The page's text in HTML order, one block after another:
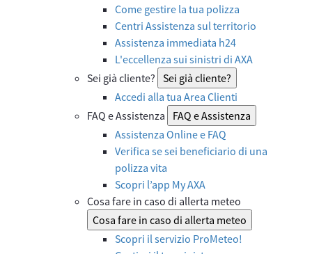
Come gestire la tua polizza
Centri Assistenza sul territorio
Assistenza immediata h24
L'eccellenza sui sinistri di AXA
Sei già cliente? Sei già cliente?
Accedi alla tua Area Clienti
FAQ e Assistenza
FAQ e Assistenza
Assistenza Online e FAQ
Verifica se sei beneficiario di una
polizza vita
Scopri l’app My AXA
Cosa fare in caso di allerta meteo
Cosa fare in caso di allerta meteo
Scopri il servizio ProMeteo!